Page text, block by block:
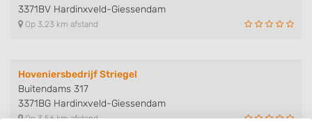
3371BV Hardinxveld-Giessendam
Op 3,23 km afstand
Hoveniersbedrijf Striegel
Buitendams 317
3371BG Hardinxveld-Giessendam
Op 3,56 km afstand